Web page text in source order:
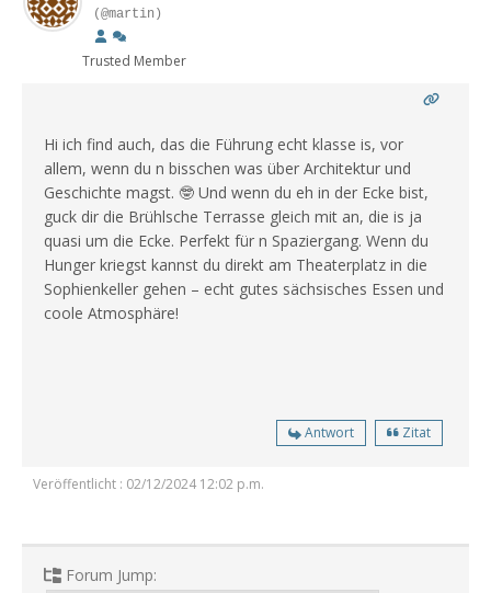
(@martin)
Trusted Member
Hi ich find auch, das die Führung echt klasse is, vor
allem, wenn du n bisschen was über Architektur und
Geschichte magst. 🤓 Und wenn du eh in der Ecke bist,
guck dir die Brühlsche Terrasse gleich mit an, die is ja
quasi um die Ecke. Perfekt für n Spaziergang. Wenn du
Hunger kriegst kannst du direkt am Theaterplatz in die
Sophienkeller gehen – echt gutes sächsisches Essen und
coole Atmosphäre!
Antwort Zitat
Veröffentlicht : 02/12/2024 12:02 p.m.
Forum Jump: